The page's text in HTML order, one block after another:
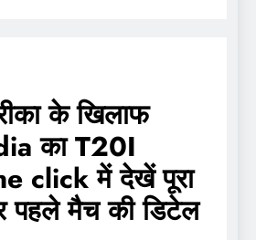
के खिलाफ
का T20I
click में देखें पूरा
मैच की डिटेल